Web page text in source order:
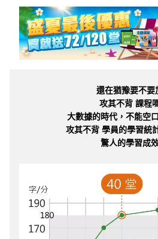
還在猶豫要不要
攻其不背 課程
大數據的時代，不能空
攻其不背 學員的學習統
驚人的學習成